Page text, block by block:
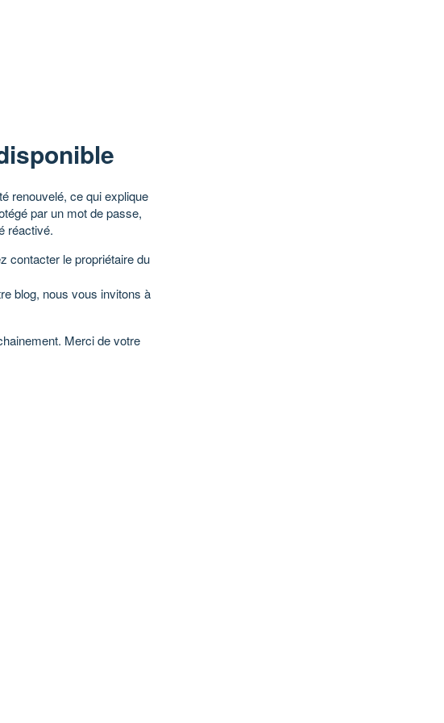
renouvelé, ce qui explique
par un mot de passe,
réactivé.
contacter le propriétaire du
blog, nous vous invitons à
Merci de votre